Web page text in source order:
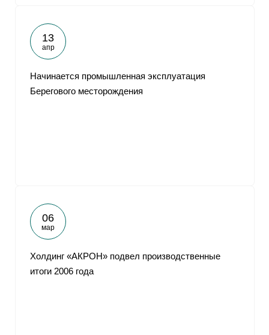
13
апр
Начинается промышленная эксплуатация
Берегового месторождения
06
мар
Холдинг «АКРОН» подвел производственные
итоги 2006 года